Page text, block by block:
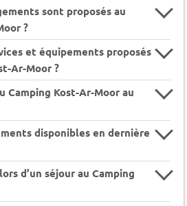
sont proposés au
?
et équipements proposés
Ar-Moor ?
Camping Kost-Ar-Moor au
disponibles en dernière
d’un séjour au Camping